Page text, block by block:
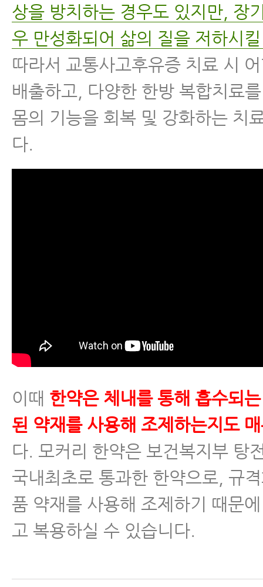
상을 방치하는 경우도 있지만, 장
우 만성화되어 삶의 질을 저하시
따라서 교통사고후유증 치료 시
배출하고, 다양한 한방 복합치료
몸의 기능을 회복 및 강화하는 치
다.
이때 한약은 체내를 통해 흡수되
된 약재를 사용해 조제하는지도
다. 모커리 한약은 보건복지부 탕
국내최초로 통과한 한약으로, 규
품 약재를 사용해 조제하기 때문
고 복용하실 수 있습니다.